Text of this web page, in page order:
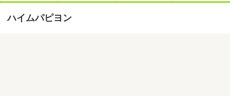
ハイムパピヨン